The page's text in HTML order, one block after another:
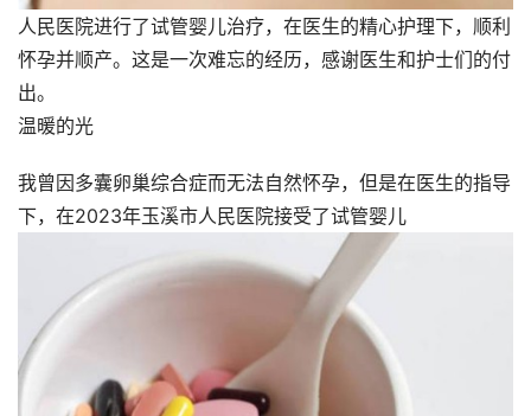
人民医院进行了试管婴儿治疗，在医生的精心护理下，顺利
怀孕并顺产。这是一次难忘的经历，感谢医生和护士们的付
出。
温暖的光
我曾因多囊卵巢综合症而无法自然怀孕，但是在医生的指导
下，在2023年玉溪市人民医院接受了试管婴儿